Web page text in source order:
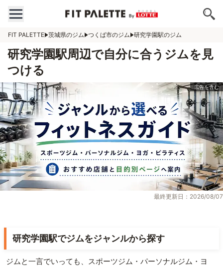
FIT PALETTE 茨城県のジム つくば市のジム 研究学園駅のジム
研究学園駅周辺で自分に合うジムを見
つける
最終更新日：2026/08/07
研究学園駅でジムをジャンルから探す
ジムと一言でいっても、スポーツジム・パーソナルジム・ヨ